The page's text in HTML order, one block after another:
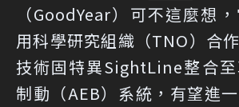
（GoodYear）可不這麼想
用科學研究組織（TNO）合
技術固特異SightLine整合
制動（AEB）系統，有望進